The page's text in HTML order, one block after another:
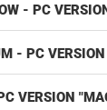
- PC
- PC
VERSION